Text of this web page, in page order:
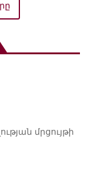
մրցույթի